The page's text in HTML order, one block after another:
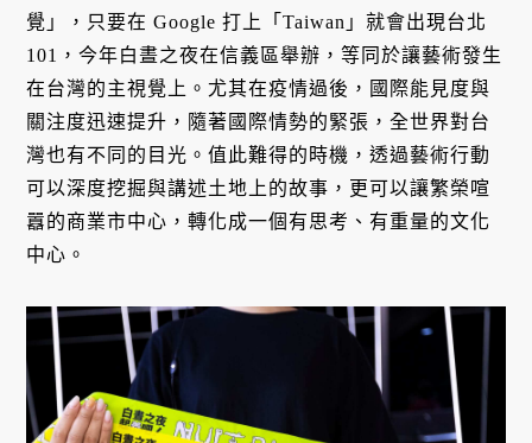
覺」，只要在 Google 打上「Taiwan」就會出現台北
101，今年白晝之夜在信義區舉辦，等同於讓藝術發生
在台灣的主視覺上。尤其在疫情過後，國際能見度與
關注度迅速提升，隨著國際情勢的緊張，全世界對台
灣也有不同的目光。值此難得的時機，透過藝術行動
可以深度挖掘與講述土地上的故事，更可以讓繁榮喧
囂的商業市中心，轉化成一個有思考、有重量的文化
中心。